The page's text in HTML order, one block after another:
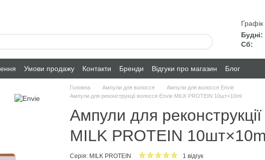
Будні:
Сб:
Умови продажу Контакти Бренди Відгуки про магазин Блог
Головна Ампули для волосся
Ампули для волосся Envie
Ампули для реконструкції волосся Envie MILK PROTEIN 10шт×10ml
Ампули для
MILK PROTEIN
Серія: MILK PROTEIN 1 відгук